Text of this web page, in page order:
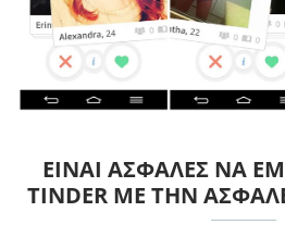
ΕΊΝΑΙ ΑΣΦΑΛΈΣ ΝΑ
TINDER ΜΕ ΤΗΝ